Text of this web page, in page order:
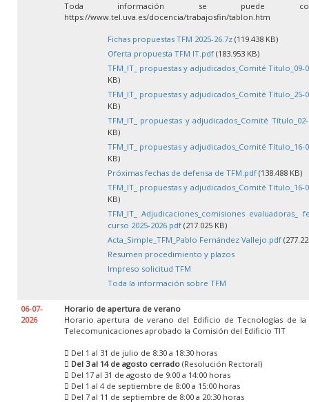
Toda información se puede
https://www.tel.uva.es/docencia/trabajosfin/tablon.htm
Fichas propuestas TFM 2025-26.7z (119.438 KB)
Oferta propuesta TFM IT.pdf (183.953 KB)
TFM_IT_ propuestas y adjudicados_Comité Título_09-
KB)
TFM_IT_ propuestas y adjudicados_Comité Título_25-
KB)
TFM_IT_ propuestas y adjudicados_Comité Título_02-
KB)
TFM_IT_ propuestas y adjudicados_Comité Título_16-
KB)
Próximas fechas de defensa de TFM.pdf (138.488 KB)
TFM_IT_ propuestas y adjudicados_Comité Título_16-
KB)
TFM_IT_ Adjudicaciones_comisiones evaluadoras_
curso 2025-2026.pdf (217.025 KB)
Acta_Simple_TFM_Pablo Fernández Vallejo.pdf
Resumen procedimiento y plazos
Impreso solicitud TFM
Toda la información sobre TFM
06-07-
2026
Horario de apertura de verano
Horario apertura de verano del Edificio de Tecnologías de
Telecomunicaciones aprobado la Comisión del Edificio TIT
 Del 1 al 31 de julio de 8:30 a 18:30 horas
 Del 3 al 14 de agosto cerrado (Resolución Rectoral)
 Del 17 al 31 de agosto de 9:00 a 14:00 horas
 Del 1 al 4 de septiembre de 8:00 a 15:00 horas
 Del 7 al 11 de septiembre de 8:00 a 20:30 horas